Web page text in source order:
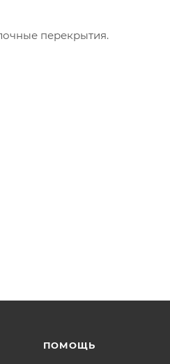
перекрытия.
ПОМОЩЬ